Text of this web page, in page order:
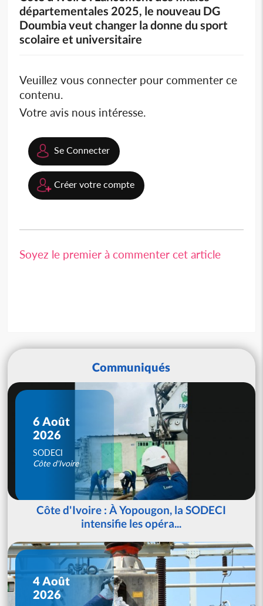
départementales 2025, le nouveau DG
Doumbia veut changer la donne du sport
scolaire et universitaire
Veuillez vous connecter pour commenter ce
contenu.
Votre avis nous intéresse.
Se Connecter
Créer votre compte
Soyez le premier à commenter cet article
Communiqués
6 Août
2026
SODECI
Côte d'Ivoire
Côte d'Ivoire : À Yopougon, la SODECI
intensifie les opéra...
4 Août
2026